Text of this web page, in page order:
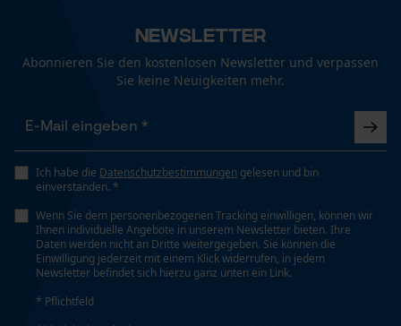
Newsletter
Abonnieren Sie den kostenlosen Newsletter und verpassen
Sie keine Neuigkeiten mehr.
Ich habe die Datenschutzbestimmungen gelesen und bin
einverstanden. *
Wenn Sie dem personenbezogenen Tracking einwilligen, können wir
Ihnen individuelle Angebote in unserem Newsletter bieten. Ihre
Daten werden nicht an Dritte weitergegeben. Sie können die
Einwilligung jederzeit mit einem Klick widerrufen, in jedem
Newsletter befindet sich hierzu ganz unten ein Link.
* Pflichtfeld